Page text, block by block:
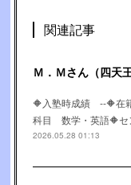
関連記事
🔶入塾時成績 --🔶在
科目 数学・英語🔶
2026.05.28 01:13